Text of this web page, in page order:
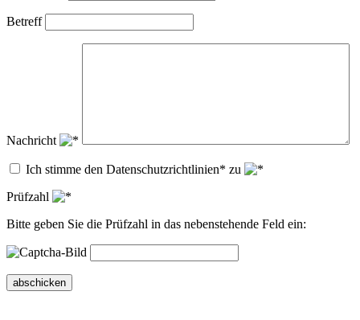
Betreff
Nachricht
Ich stimme den Datenschutzrichtlinien* zu
Prüfzahl
Bitte geben Sie die Prüfzahl in das nebenstehende Feld ein:
abschicken